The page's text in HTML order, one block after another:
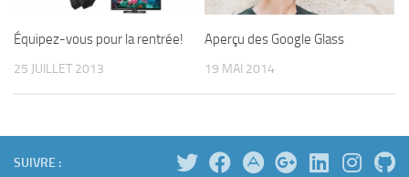
Équipez-vous pour la rentrée!
25 JUILLET 2013
Aperçu des Google Glass
19 MAI 2014
SUIVRE :